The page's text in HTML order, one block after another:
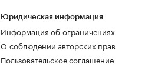
Юридическая информация
Информация об ограничениях
О соблюдении авторских прав
Пользовательское соглашение